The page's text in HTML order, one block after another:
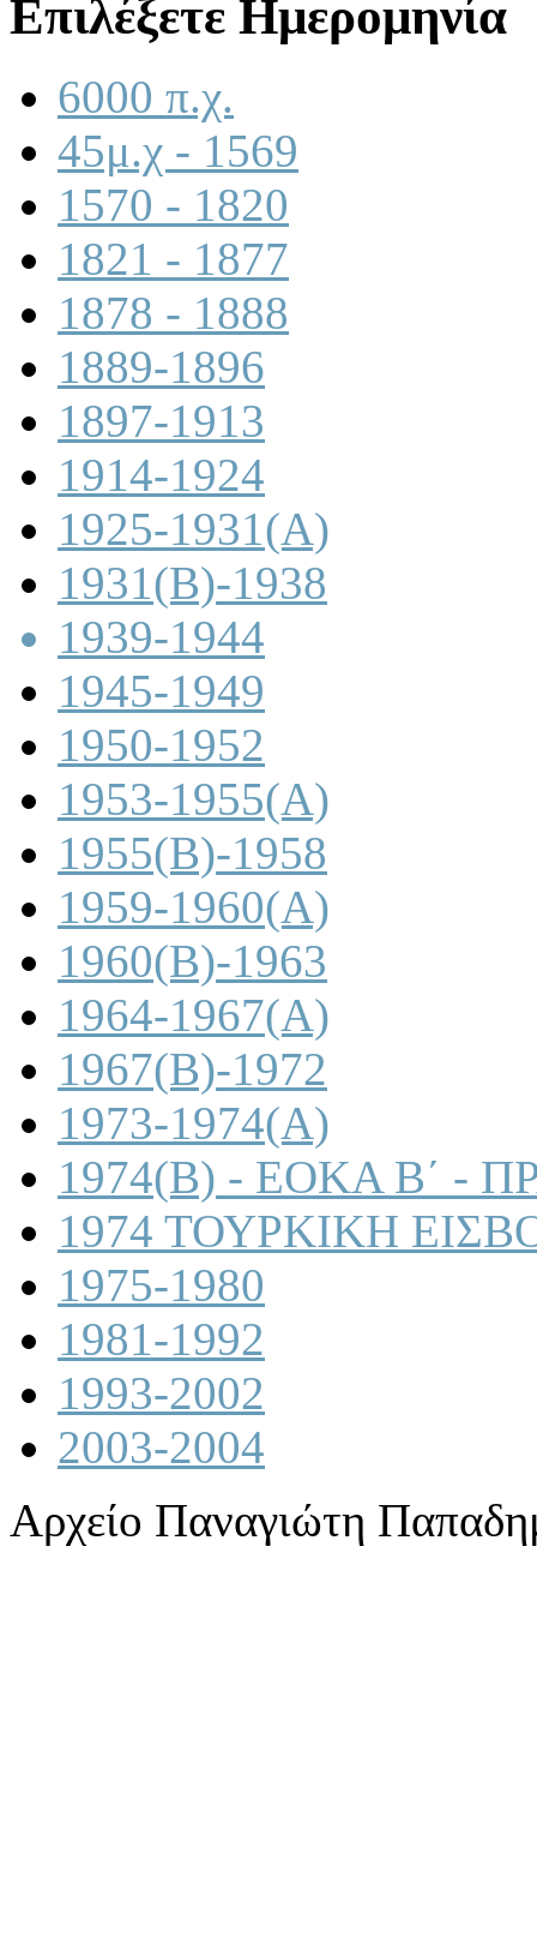
Επιλέξετε Ημερομηνία
6000 π.χ.
45μ.χ - 1569
1570 - 1820
1821 - 1877
1878 - 1888
1889-1896
1897-1913
1914-1924
1925-1931(A)
1931(B)-1938
1939-1944
1945-1949
1950-1952
1953-1955(A)
1955(B)-1958
1959-1960(A)
1960(B)-1963
1964-1967(A)
1967(B)-1972
1973-1974(A)
1974(B) - ΕΟΚΑ Β΄ -
1974 ΤΟΥΡΚΙΚΗ
1975-1980
1981-1992
1993-2002
2003-2004
Αρχείο Παναγιώτη